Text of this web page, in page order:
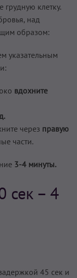
клетку.
над
образом:
указательным
вдохните
через правую
части.
3-4 минуты.
сек – 4
45 сек и